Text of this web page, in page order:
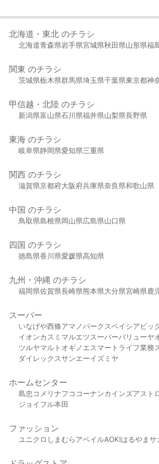
北海道・東北 のチラシ
北海道青森県岩手県宮城県秋田県山形県福
関東 のチラシ
茨城県栃木県群馬県埼玉県千葉県東京都神
甲信越・北陸 のチラシ
新潟県富山県石川県福井県山梨県長野県
東海 のチラシ
岐阜県静岡県愛知県三重県
関西 のチラシ
滋賀県京都府大阪府兵庫県奈良県和歌山県
中国 のチラシ
鳥取県島根県岡山県広島県山口県
四国 のチラシ
徳島県香川県愛媛県高知県
九州・沖縄 のチラシ
福岡県佐賀県長崎県熊本県大分県宮崎県鹿
スーパー
いなげや西條アマノパークスベイシア ビッ
イオンカスミ マルエツスーパーバリューヤ
ツルヤマルト オギノ エスマート ライフ業務
ダイレックスサンエーイズミヤ
ホームセンター
島忠 コメリ ナフコ コーナンカインズアスト
ジョイフル本田
ファッション
ユニクロ しまむら アベイルAOKIはるやま サ